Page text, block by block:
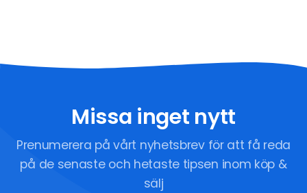
Missa inget nytt
Prenumerera på vårt nyhetsbrev för att få reda
på de senaste och hetaste tipsen inom köp &
sälj